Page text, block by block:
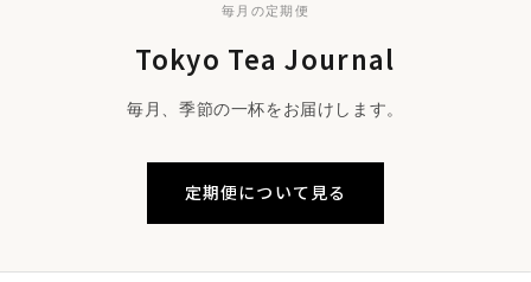
毎月の定期便
Tokyo Tea Journal
毎月、季節の一杯をお届けします。
定期便について見る